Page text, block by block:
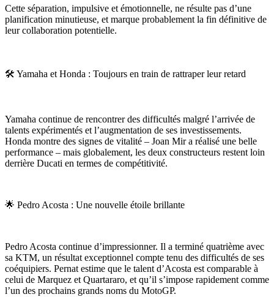
Cette séparation, impulsive et émotionnelle, ne résulte pas d’une
planification minutieuse, et marque probablement la fin définitive de
leur collaboration potentielle.
🛠️ Yamaha et Honda : Toujours en train de rattraper leur retard
Yamaha continue de rencontrer des difficultés malgré l’arrivée de
talents expérimentés et l’augmentation de ses investissements.
Honda montre des signes de vitalité – Joan Mir a réalisé une belle
performance – mais globalement, les deux constructeurs restent loin
derrière Ducati en termes de compétitivité.
🌟 Pedro Acosta : Une nouvelle étoile brillante
Pedro Acosta continue d’impressionner. Il a terminé quatrième avec
sa KTM, un résultat exceptionnel compte tenu des difficultés de ses
coéquipiers. Pernat estime que le talent d’Acosta est comparable à
celui de Marquez et Quartararo, et qu’il s’impose rapidement comme
l’un des prochains grands noms du MotoGP.